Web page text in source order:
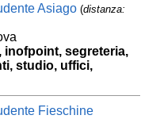
Asiago (distanza:
inofpoint, segreteria,
studio, uffici,
Fieschine